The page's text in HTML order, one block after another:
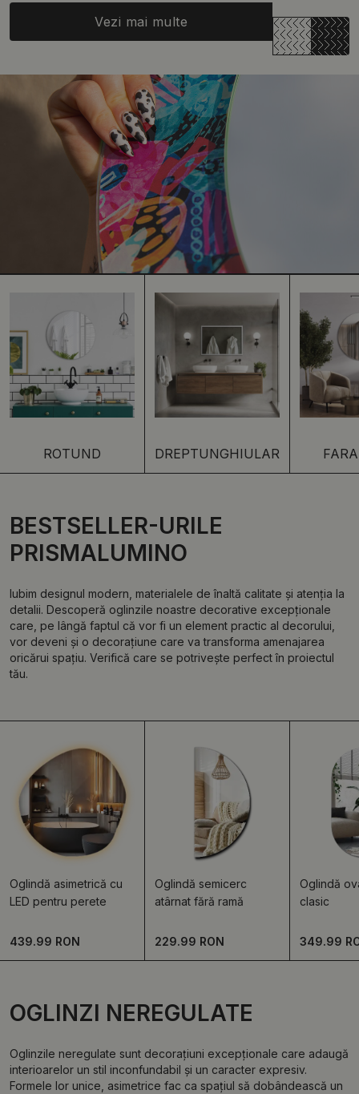
Vezi mai multe
ROTUND DREPTUNGHIULAR
BESTSELLER-URILE
PRISMALUMINO
Iubim designul modern, materialele de înaltă calitate și atenția la
detalii. Descoperă oglinzile noastre decorative excepționale
care, pe lângă faptul că vor fi un element practic al decorului,
vor deveni și o decorațiune care va transforma amenajarea
oricărui spațiu. Verifică care se potrivește perfect în proiectul
tău.
Oglindă asimetrică cu
LED pentru perete
439.99 RON
Oglindă semicerc
atârnat fără ramă
229.99 RON
Oglindă
clasic
349.99
OGLINZI NEREGULATE
Oglinzile neregulate sunt decorațiuni excepționale care adaugă
interioarelor un stil inconfundabil și un caracter expresiv.
Formele lor unice, asimetrice fac ca spațiul să dobândească un